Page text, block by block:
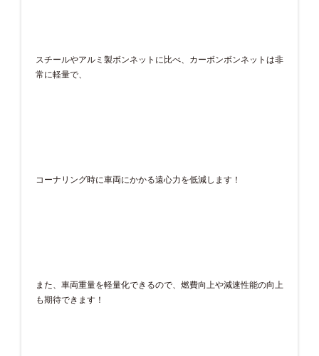
スチールやアルミ製ボンネットに比べ、カーボンボンネットは非
常に軽量で、
コーナリング時に車両にかかる遠心力を低減します！
また、車両重量を軽量化できるので、燃費向上や減速性能の向上
も期待できます！